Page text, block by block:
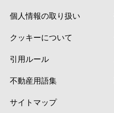
個人情報の取り扱い
クッキーについて
引用ルール
不動産用語集
サイトマップ